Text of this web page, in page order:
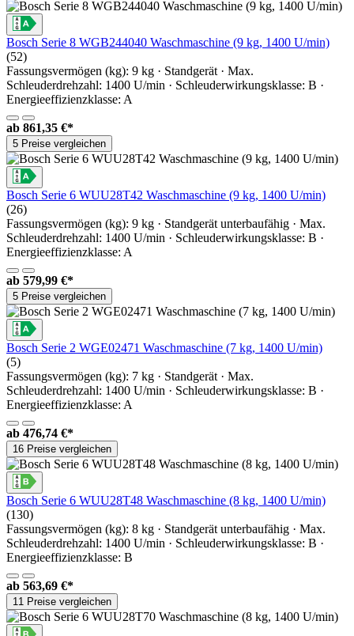
Bosch Serie 8 WGB244040 Waschmaschine (9 kg, 1400 U/min)
(52)
Fassungsvermögen (kg): 9 kg · Standgerät · Max.
Schleuderdrehzahl: 1400 U/min · Schleuderwirkungsklasse: B ·
Energieeffizienzklasse: A
ab 861,35 €*
5 Preise vergleichen
Bosch Serie 6 WUU28T42 Waschmaschine (9 kg, 1400 U/min)
(26)
Fassungsvermögen (kg): 9 kg · Standgerät unterbaufähig · Max.
Schleuderdrehzahl: 1400 U/min · Schleuderwirkungsklasse: B ·
Energieeffizienzklasse: A
ab 579,99 €*
5 Preise vergleichen
Bosch Serie 2 WGE02471 Waschmaschine (7 kg, 1400 U/min)
(5)
Fassungsvermögen (kg): 7 kg · Standgerät · Max.
Schleuderdrehzahl: 1400 U/min · Schleuderwirkungsklasse: B ·
Energieeffizienzklasse: A
ab 476,74 €*
16 Preise vergleichen
Bosch Serie 6 WUU28T48 Waschmaschine (8 kg, 1400 U/min)
(130)
Fassungsvermögen (kg): 8 kg · Standgerät unterbaufähig · Max.
Schleuderdrehzahl: 1400 U/min · Schleuderwirkungsklasse: B ·
Energieeffizienzklasse: B
ab 563,69 €*
11 Preise vergleichen